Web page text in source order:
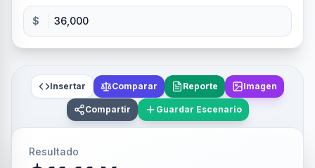
$
Insertar Comparar Reporte Imagen
Compartir Guardar Escenario
Resultado